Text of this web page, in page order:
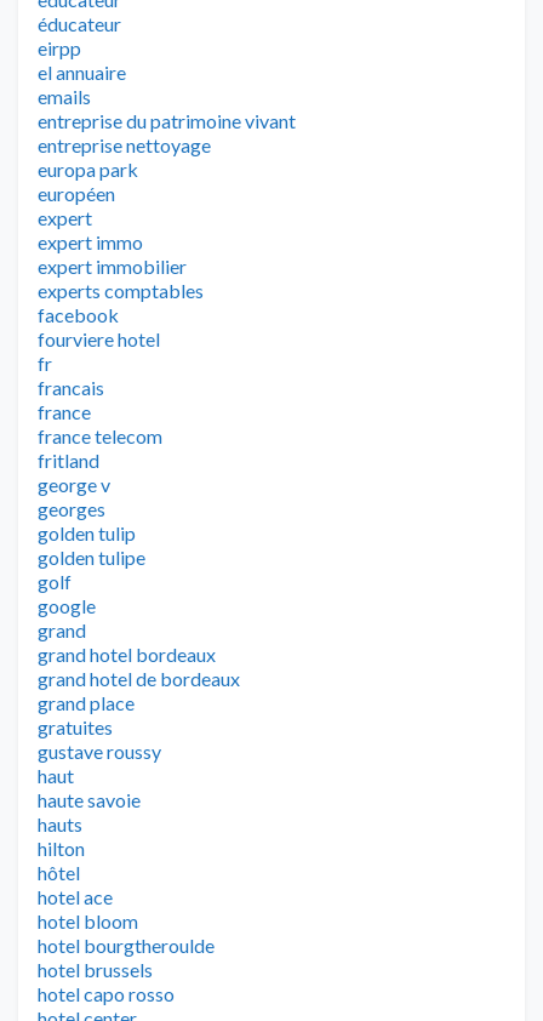
éducateur
eirpp
el annuaire
emails
entreprise du patrimoine vivant
entreprise nettoyage
europa park
européen
expert
expert immo
expert immobilier
experts comptables
facebook
fourviere hotel
fr
francais
france
france telecom
fritland
george v
georges
golden tulip
golden tulipe
golf
google
grand
grand hotel bordeaux
grand hotel de bordeaux
grand place
gratuites
gustave roussy
haut
haute savoie
hauts
hilton
hôtel
hotel ace
hotel bloom
hotel bourgtheroulde
hotel brussels
hotel capo rosso